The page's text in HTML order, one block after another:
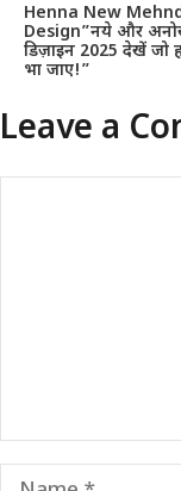
Henna New
Design”नये और
डिज़ाइन 2025 देखें जो
भा जाए!”
Leave a
Name